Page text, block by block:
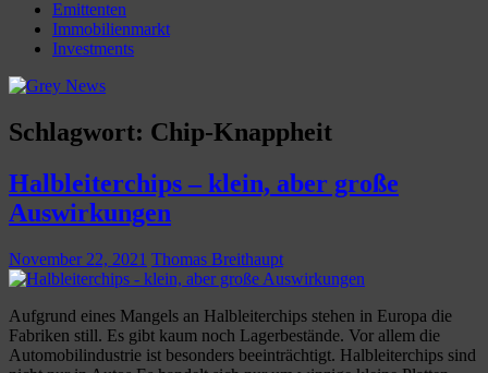
Emittenten
Immobilienmarkt
Investments
Schlagwort: Chip-Knappheit
Halbleiterchips – klein, aber große
Auswirkungen
November 22, 2021 Thomas Breithaupt
Aufgrund eines Mangels an Halbleiterchips stehen in Europa die
Fabriken still. Es gibt kaum noch Lagerbestände. Vor allem die
Automobilindustrie ist besonders beeinträchtigt. Halbleiterchips sind